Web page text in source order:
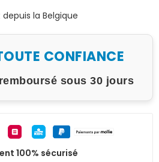
la Belgique
CONFIANCE
sous 30 jours
100% sécurisé